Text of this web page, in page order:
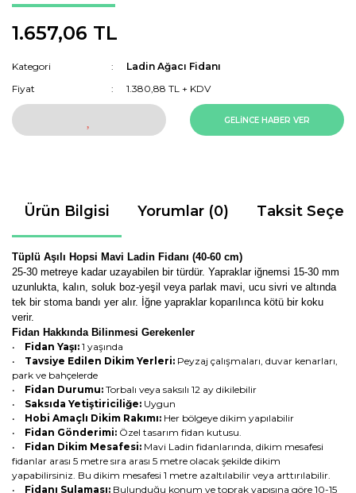
1.657,06 TL
Kategori
Ladin Ağacı Fidanı
Fiyat
1.380,88 TL + KDV
GELİNCE HABER VER
Ürün Bilgisi Yorumlar (0) Taksit
Tüplü Aşılı Hopsi Mavi Ladin Fidanı (40-60 cm)
25-30 metreye kadar uzayabilen bir türdür. Yapraklar iğnemsi 15-30 mm
uzunlukta, kalın, soluk boz-yeşil veya parlak mavi, ucu sivri ve altında
tek bir stoma bandı yer alır. İğne yapraklar koparılınca kötü bir koku
verir.
Fidan Hakkında Bilinmesi Gerekenler
•
Fidan Yaşı: 1 yaşında
• Tavsiye Edilen Dikim Yerleri: Peyzaj çalışmaları, duvar kenarları,
park ve bahçelerde
• Fidan Durumu: Torbalı veya saksılı 12 ay dikilebilir
• Saksıda Yetiştiriciliğe: Uygun
• Hobi Amaçlı Dikim Rakımı: Her bölgeye dikim yapılabilir
• Fidan Gönderimi: Özel tasarım fidan kutusu.
• Fidan Dikim Mesafesi: Mavi Ladin fidanlarında, dikim mesafesi
fidanlar arası 5 metre sıra arası 5 metre olacak şekilde dikim
yapabilirsiniz. Bu dikim mesafesi 1 metre azaltılabilir veya arttırılabilir.
• Fidanı Sulaması: Bulunduğu konum ve toprak yapısına göre 10-15